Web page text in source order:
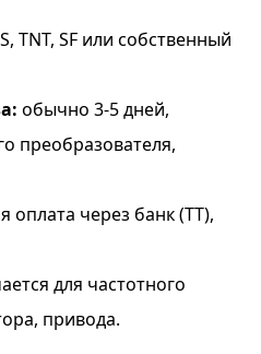
TNT, SF или собственный
обычно 3-5 дней,
преобразователя,
оплата через банк (TT),
для частотного
привода.